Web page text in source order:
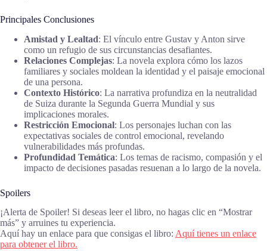
Principales Conclusiones
Amistad y Lealtad: El vínculo entre Gustav y Anton sirve
como un refugio de sus circunstancias desafiantes.
Relaciones Complejas: La novela explora cómo los lazos
familiares y sociales moldean la identidad y el paisaje emocional
de una persona.
Contexto Histórico: La narrativa profundiza en la neutralidad
de Suiza durante la Segunda Guerra Mundial y sus
implicaciones morales.
Restricción Emocional: Los personajes luchan con las
expectativas sociales de control emocional, revelando
vulnerabilidades más profundas.
Profundidad Temática: Los temas de racismo, compasión y el
impacto de decisiones pasadas resuenan a lo largo de la novela.
Spoilers
¡Alerta de Spoiler! Si deseas leer el libro, no hagas clic en “Mostrar
más” y arruines tu experiencia.
Aquí hay un enlace para que consigas el libro: Aquí tienes un enlace
para obtener el libro.